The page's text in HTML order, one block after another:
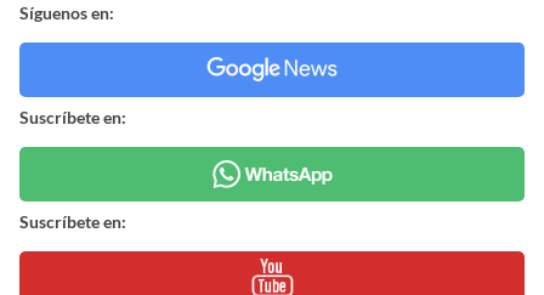
Síguenos en:
Suscríbete en:
Suscríbete en: